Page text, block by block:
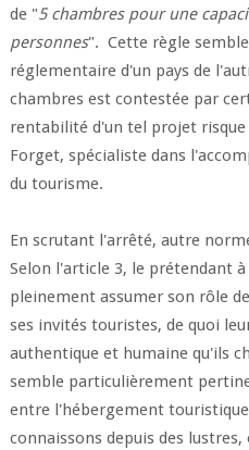
de "5 chambres pour une
personnes". Cette règle
réglementaire d'un pays de
chambres est contestée par
rentabilité d'un tel projet
Forget, spécialiste dans
du tourisme.
En scrutant l'arrêté, autre
Selon l'article 3, le prétendant
pleinement assumer son rôle
ses invités touristes, de quoi
authentique et humaine qu'ils
semble particulièrement
entre l'hébergement
connaissons depuis des